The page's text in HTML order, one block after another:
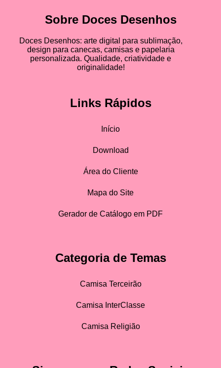
Sobre Doces Desenhos
Doces Desenhos: arte digital para sublimação,
design para canecas, camisas e papelaria
personalizada. Qualidade, criatividade e
originalidade!
Links Rápidos
Início
Download
Área do Cliente
Mapa do Site
Gerador de Catálogo em PDF
Categoria de Temas
Camisa Terceirão
Camisa InterClasse
Camisa Religião